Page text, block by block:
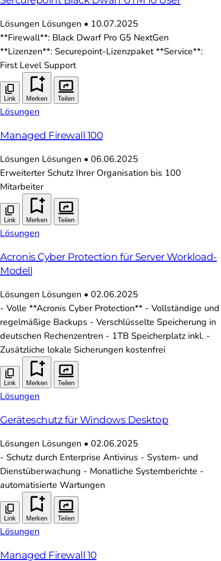
Lösungen Lösungen • 10.07.2025
**Firewall**: Black Dwarf Pro G5 NextGen
**Lizenzen**: Securepoint-Lizenzpaket **Service**:
First Level Support
Link Merken Teilen
Lösungen
Managed Firewall 100
Lösungen Lösungen • 06.06.2025
Erweiterter Schutz Ihrer Organisation bis 100
Mitarbeiter
Link Merken Teilen
Lösungen
Acronis Cyber Protection für Server Workload-
Modell
Lösungen Lösungen • 02.06.2025
- Volle **Acronis Cyber Protection** - Vollständige und
regelmäßige Backups - Verschlüsselte Speicherung in
deutschen Rechenzentren - 1TB Speicherplatz inkl. -
Zusätzliche lokale Sicherungen kostenfrei
Link Merken Teilen
Lösungen
Geräteschutz für Windows Desktop
Lösungen Lösungen • 02.06.2025
- Schutz durch Enterprise Antivirus - System- und
Dienstüberwachung - Monatliche Systemberichte -
automatisierte Wartungen
Link Merken Teilen
Lösungen
Managed Firewall 10